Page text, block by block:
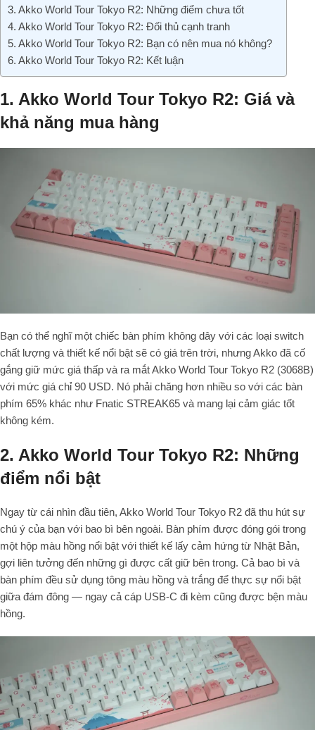
3. Akko World Tour Tokyo R2: Những điểm chưa tốt
4. Akko World Tour Tokyo R2: Đối thủ cạnh tranh
5. Akko World Tour Tokyo R2: Bạn có nên mua nó không?
6. Akko World Tour Tokyo R2: Kết luận
1. Akko World Tour Tokyo R2: Giá và
khả năng mua hàng
Bạn có thể nghĩ một chiếc bàn phím không dây với các loại switch
chất lượng và thiết kế nổi bật sẽ có giá trên trời, nhưng Akko đã cố
gắng giữ mức giá thấp và ra mắt Akko World Tour Tokyo R2 (3068B)
với mức giá chỉ 90 USD. Nó phải chăng hơn nhiều so với các bàn
phím 65% khác như Fnatic STREAK65 và mang lại cảm giác tốt
không kém.
2. Akko World Tour Tokyo R2: Những
điểm nổi bật
Ngay từ cái nhìn đầu tiên, Akko World Tour Tokyo R2 đã thu hút sự
chú ý của bạn với bao bì bên ngoài. Bàn phím được đóng gói trong
một hộp màu hồng nổi bật với thiết kế lấy cảm hứng từ Nhật Bản,
gợi liên tưởng đến những gì được cất giữ bên trong. Cả bao bì và
bàn phím đều sử dụng tông màu hồng và trắng để thực sự nổi bật
giữa đám đông — ngay cả cáp USB-C đi kèm cũng được bện màu
hồng.